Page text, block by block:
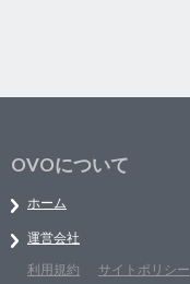
OVOについて
ホーム
運営会社
利用規約
サイトポリシー